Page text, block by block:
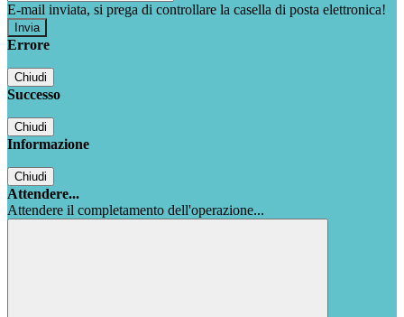
E-mail inviata, si prega di controllare la casella di posta elettronica!
Errore
Chiudi
Successo
Chiudi
Informazione
Chiudi
Attendere...
Attendere il completamento dell'operazione...